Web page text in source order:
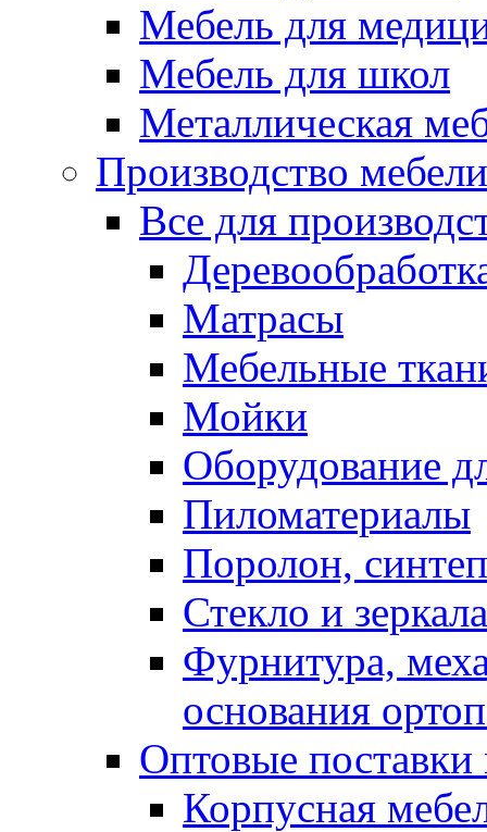
Мебель для
Мебель для школ
Металлическая
Производство мебели
Все для
Матрасы
Мебельные
Мойки
Оборудование
Пиломатериалы
Поролон,
Стекло и зеркала
Фурнитура,
основания
Оптовые поставки
Корпусная